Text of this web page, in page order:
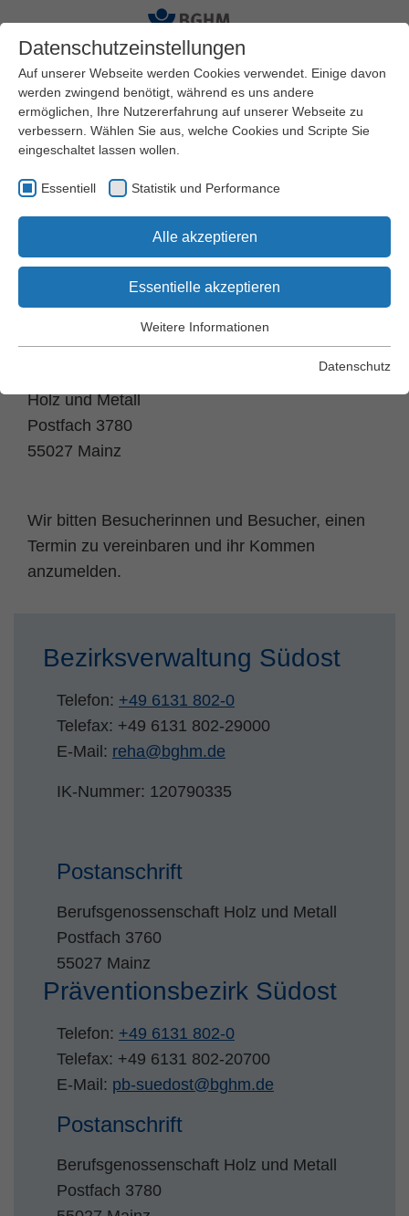
Startseite BGHM Standorte
Standort Traunstein
83278 Traunstein
Postanschrift
Holz und Metall
Postfach 3780
55027 Mainz
Wir bitten Besucherinnen und Besucher, einen
Termin zu vereinbaren und ihr Kommen
anzumelden.
Bezirksverwaltung Südost
Telefon: +49 6131 802-0
Telefax: +49 6131 802-29000
E-Mail: reha@bghm.de
IK-Nummer: 120790335
Postanschrift
Berufsgenossenschaft Holz und Metall
Postfach 3760
55027 Mainz
Präventionsbezirk Südost
Telefon: +49 6131 802-0
Telefax: +49 6131 802-20700
E-Mail: pb-suedost@bghm.de
Postanschrift
Berufsgenossenschaft Holz und Metall
Postfach 3780
Datenschutzeinstellungen
Auf unserer Webseite werden Cookies verwendet. Einige davon
werden zwingend benötigt, während es uns andere
ermöglichen, Ihre Nutzererfahrung auf unserer Webseite zu
verbessern. Wählen Sie aus, welche Cookies und Scripte Sie
eingeschaltet lassen wollen.
Essentiell Statistik und Performance
Alle akzeptieren
Essentielle akzeptieren
Essentielle Cookies werden für grundlegende Funktionen der
Webseite einwandfrei funktioniert.
Laufzeit Session
Dieses Cookie ist ein Standard-Session-
geschützten Bereichen zu gewähren.
Anbieter php
Laufzeit Ende der Sitzung
Weitere Informationen
Datenschutz